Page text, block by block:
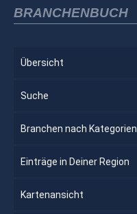
BRANCHENBUCH
Übersicht
Suche
Branchen nach Kategorien
Einträge in Deiner Region
Kartenansicht